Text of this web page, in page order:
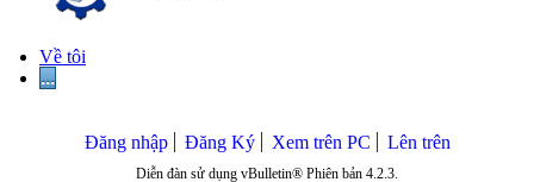
Về tôi
...
Đăng nhập Đăng Ký Xem trên PC Lên trên
Diễn đàn sử dụng vBulletin® Phiên bản 4.2.3.